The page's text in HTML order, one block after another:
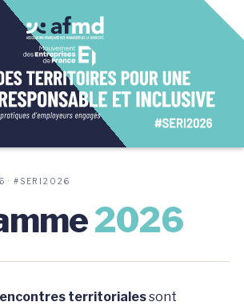
· #SERI2026
2026
territorialessont